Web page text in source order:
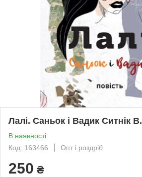
Лалі. Саньок і Вадик Ситнік В.
В наявності
Код: 163466
Опт і роздріб
250 ₴